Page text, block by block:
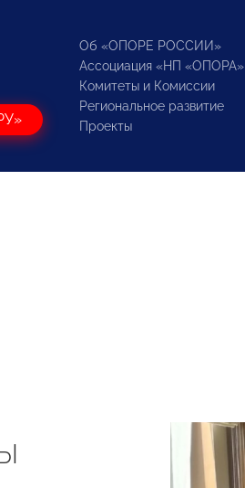
Об «ОПОРЕ РОССИИ»
Ассоциация «НП «ОПОРА»
Комитеты и Комиссии
Региональное развитие
Проекты